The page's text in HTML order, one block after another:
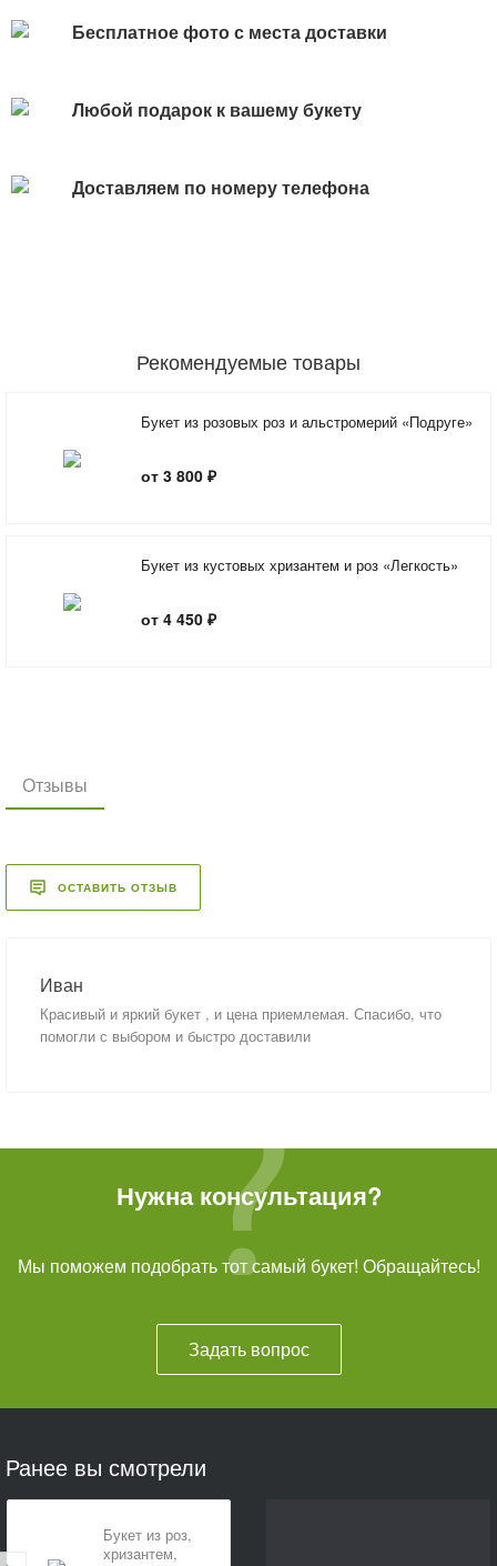
Бесплатное фото с места доставки
Любой подарок к вашему букету
Доставляем по номеру телефона
Рекомендуемые товары
Букет из розовых роз и альстромерий «Подруге»
от 3 800 ₽
Букет из кустовых хризантем и роз «Легкость»
от 4 450 ₽
Отзывы
ОСТАВИТЬ ОТЗЫВ
Иван
Красивый и яркий букет , и цена приемлемая. Спасибо, что
помогли с выбором и быстро доставили
Нужна консультация?
Мы поможем подобрать тот самый букет! Обращайтесь!
Задать вопрос
Ранее вы смотрели
Букет из роз,
хризантем,